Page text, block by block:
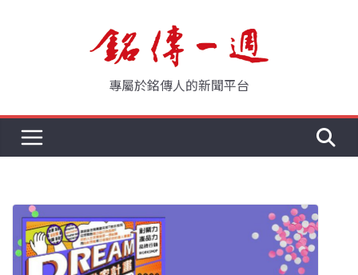
專屬於銘傳人的新聞平台